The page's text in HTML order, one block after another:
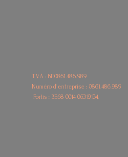
T.V.A : BE0861.486.989
Numéro d'entreprise : 0861.486.989
Fortis : BE680014 06319134.